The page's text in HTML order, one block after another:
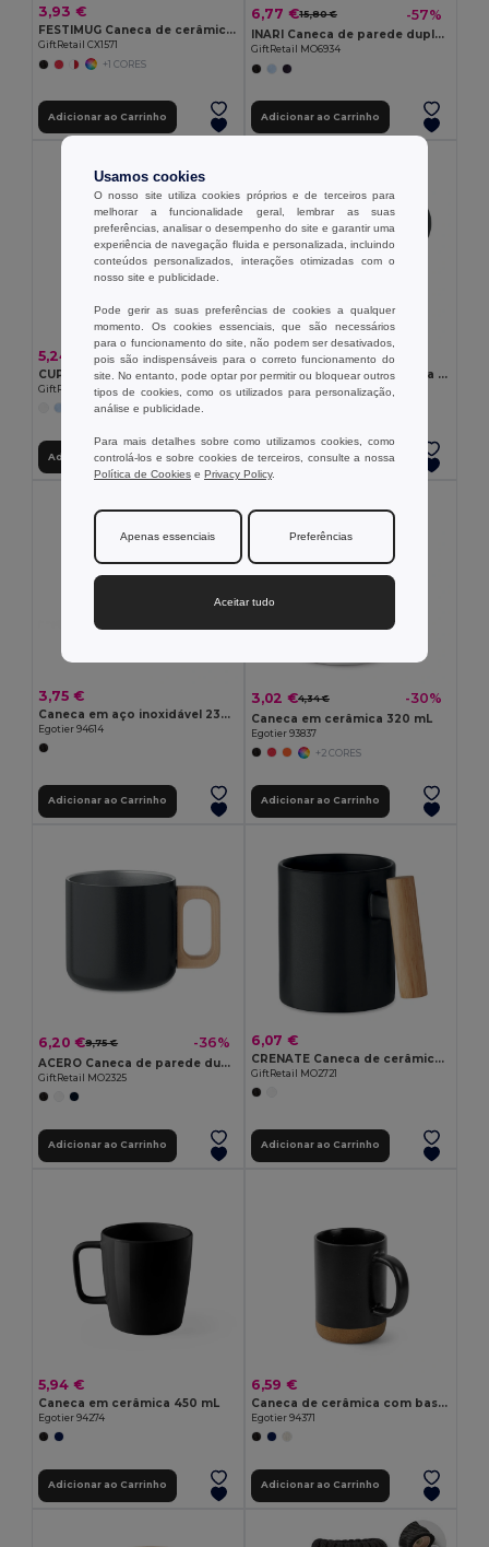
3,93 €
FESTIMUG Caneca de cerâmica 300ml
GiftRetail CX1571
+1 CORES
Adicionar ao Carrinho
6,77 €15,80 € -57%
INARI Caneca de parede dupla 300 ml
GiftRetail MO6934
Adicionar ao Carrinho
5,24 €
CUPAGE Caneca de cerâmica mate 300 ml
GiftRetail MO2455
Adicionar ao Carrinho
4,72 €
CERACK Caneca de cerâmica 170 ml
GiftRetail MO2493
Adicionar ao Carrinho
3,75 €
Caneca em aço inoxidável 230 mL
Egotier 94614
Adicionar ao Carrinho
3,02 €4,34 € -30%
Caneca em cerâmica 320 mL
Egotier 93837
+2 CORES
Adicionar ao Carrinho
6,20 €9,75 € -36%
ACERO Caneca de parede dupla 350 ml
GiftRetail MO2325
Adicionar ao Carrinho
6,07 €
CRENATE Caneca de cerâmica 320 ml
GiftRetail MO2721
Adicionar ao Carrinho
5,94 €
Caneca em cerâmica 450 mL
Egotier 94274
Adicionar ao Carrinho
6,59 €
Caneca de cerâmica com base em cortiça 370 mL
Egotier 94371
Adicionar ao Carrinho
Usamos cookies
O nosso site utiliza cookies próprios e de terceiros para
melhorar a funcionalidade geral, lembrar as suas
preferências, analisar o desempenho do site e garantir uma
experiência de navegação fluida e personalizada, incluindo
conteúdos personalizados, interações otimizadas com o
nosso site e publicidade.
Pode gerir as suas preferências de cookies a qualquer
momento. Os cookies essenciais, que são necessários
para o funcionamento do site, não podem ser desativados,
pois são indispensáveis para o correto funcionamento do
site. No entanto, pode optar por permitir ou bloquear outros
tipos de cookies, como os utilizados para personalização,
análise e publicidade.
Para mais detalhes sobre como utilizamos cookies, como
controlá-los e sobre cookies de terceiros, consulte a nossa
Política de Cookies e Privacy Policy.
Apenas essenciais Preferências
Aceitar tudo